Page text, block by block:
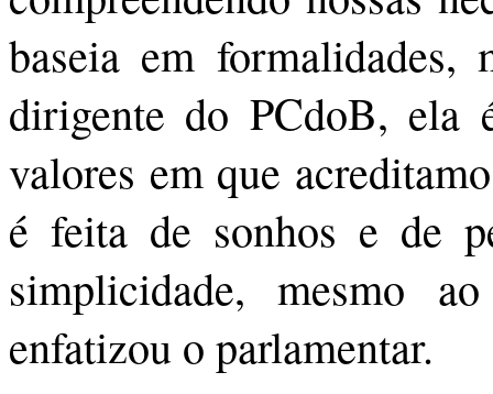
baseia em formalidades,
dirigente do PCdoB, ela
valores em que
é feita de sonhos e de
simplicidade, mesmo
enfatizou o parlamentar.